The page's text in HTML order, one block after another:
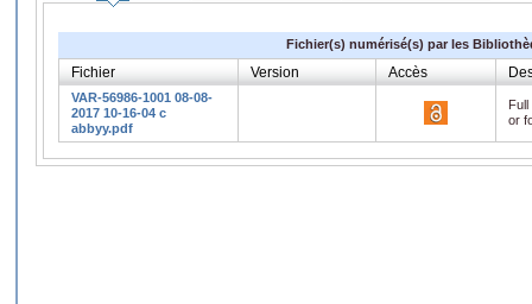
Fichier(s) numérisé(s) par les
Fichier Version Accès
VAR-56986-1001 08-08-
2017 10-16-04 c
abbyy.pdf
or